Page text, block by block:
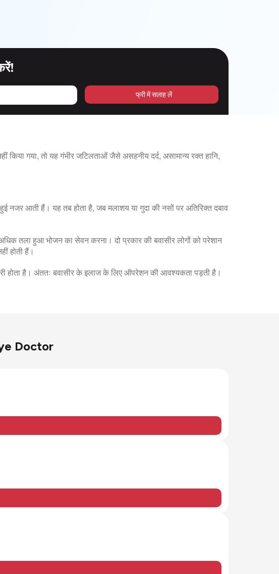
फ्री में सलाह लें
किया गया, तो यह गंभीर जटिलताओं जैसे असहनीय दर्द, असामान्य रक्त हानि,
नजर आती हैं। यह तब होता है, जब मलाशय या गुदा की नसों पर अतिरिक्त दबाव
तला हुआ भोजन का सेवन करना। दो प्रकार की बवासीर लोगों को परेशान
होती हैं।
होता है। अंततः बवासीर के इलाज के लिए ऑपरेशन की आवश्यकता पड़ती है।
Doctor